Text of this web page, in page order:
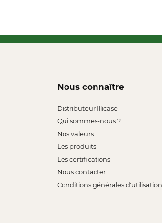
Nous connaître
Distributeur Illicase
Qui sommes-nous ?
Nos valeurs
Les produits
Les certifications
Nous contacter
Conditions générales d'utilisation